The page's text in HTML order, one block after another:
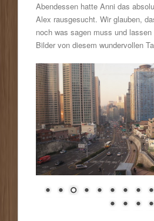
Abendessen hatte Anni das
Alex rausgesucht. Wir glauben,
noch was sagen muss und
Bilder von diesem wundervollen